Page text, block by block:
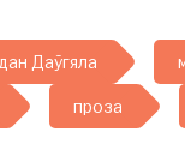
Даўгяла
проза